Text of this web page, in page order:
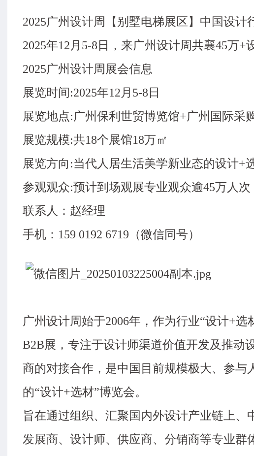
2025广州设计周【别墅电梯展区】中国设计
2025年12月5-8日，来广州设计周共襄45万
2025广州设计周 展会信息
展览时间:2025年12月5-8日
展览地点:广州保利世贸博览馆+广州国际采
展览规模:共18个展馆18万㎡
展览方向:当代人居生活美学新业态的设计+
参观观众:预计到场观展专业观众逾45万人次
联系人：赵经理
手机：159 0192 6719（微信同号）
广州设计周始于2006年，作为行业“设计+选
B2B展，专注于设计师渠道价值开发及推动
商的对接合作，是中国目前规模极大、参
的“设计+选材”博览会。
旨在通过组织、汇聚国内外设计产业链上、
发展商、设计师、供应商、分销商等专业群